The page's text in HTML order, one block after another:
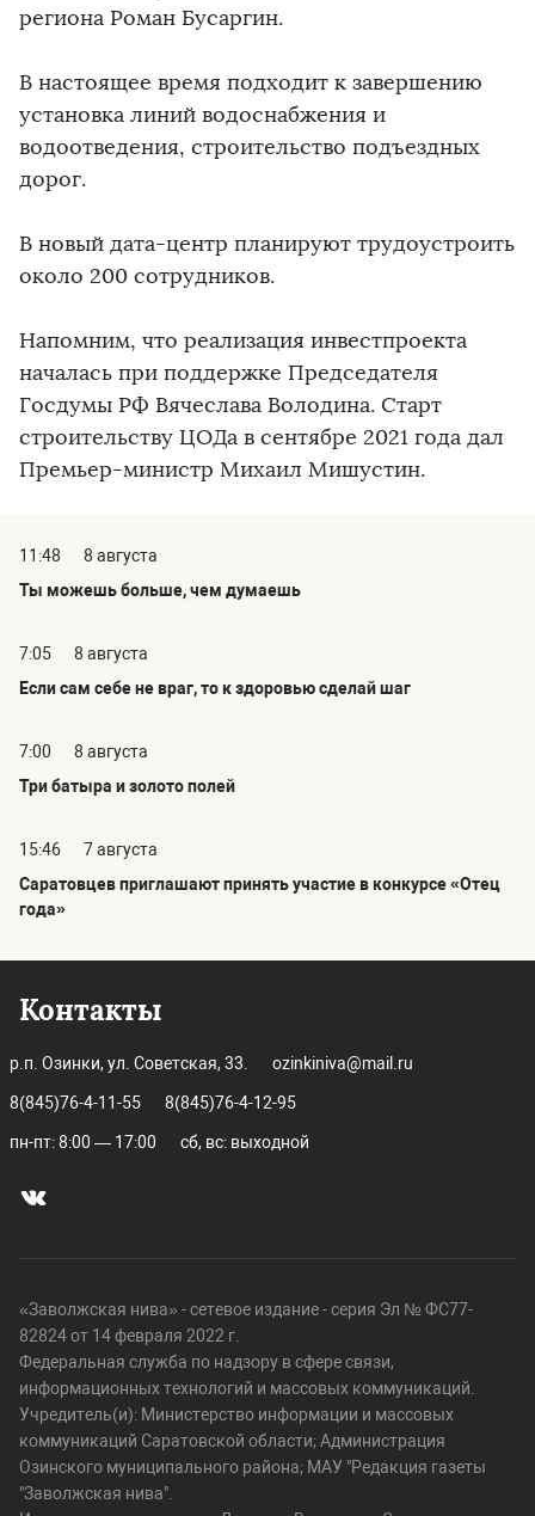
региона Роман Бусаргин.
В настоящее время подходит к завершению
установка линий водоснабжения и
водоотведения, строительство подъездных
дорог.
В новый дата-центр планируют трудоустроить
около 200 сотрудников.
Напомним, что реализация инвестпроекта
началась при поддержке Председателя
Госдумы РФ Вячеслава Володина. Старт
строительству ЦОДа в сентябре 2021 года дал
Премьер-министр Михаил Мишустин.
11:48
8 августа
Ты можешь больше, чем думаешь
7:05
8 августа
Если сам себе не враг, то к здоровью сделай шаг
7:00
8 августа
Три батыра и золото полей
15:46
7 августа
Саратовцев приглашают принять участие в конкурсе «Отец
года»
Контакты
р.п. Озинки, ул. Советская, 33. ozinkiniva@mail.ru
8(845)76-4-11-55 8(845)76-4-12-95
пн-пт: 8:00 — 17:00 сб, вс: выходной
«Заволжская нива» - сетевое издание - серия Эл № ФС77-
82824 от 14 февраля 2022 г.
Федеральная служба по надзору в сфере связи,
информационных технологий и массовых коммуникаций.
Учредитель(и): Министерство информации и массовых
коммуникаций Саратовской области; Администрация
Озинского муниципального района; МАУ "Редакция газеты
"Заволжская нива".